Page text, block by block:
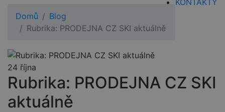
KONTAKTY
Domů
Blog
Rubrika: PRODEJNA CZ SKI aktuálně
24 října
Rubrika: PRODEJNA CZ SKI
aktuálně